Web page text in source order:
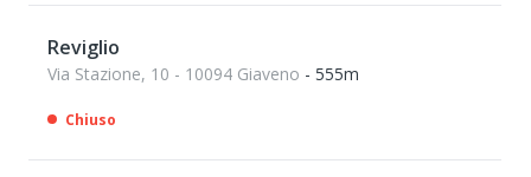
Reviglio
Via Stazione, 10 - 10094 Giaveno - 555m
Chiuso